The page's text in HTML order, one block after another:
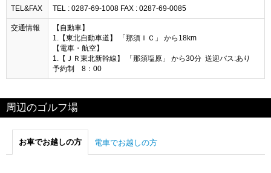
TEL&FAX TEL : 0287-69-1008 FAX : 0287-69-0085
交通情報
【自動車】
1.【東北自動車道】 「那須ＩＣ」 から18km
【電車・航空】
1.【ＪＲ東北新幹線】 「那須塩原」 から30分 送迎バス:あり
予約制 8：00
周辺のゴルフ場
お車でお越しの方 電車でお越しの方